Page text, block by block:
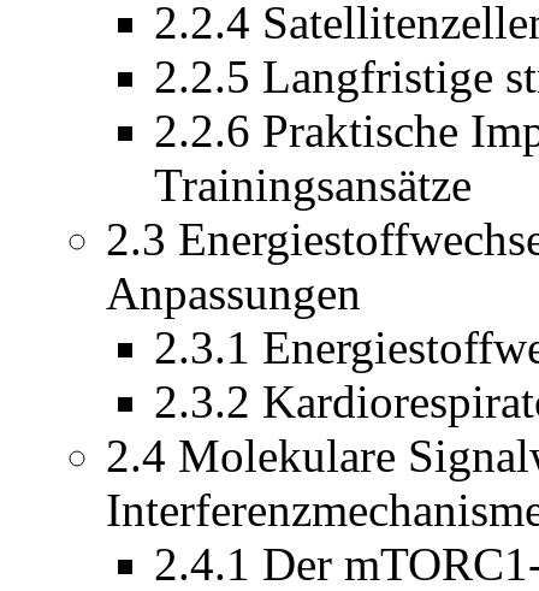
2.2.4
2.2.5 Langfristige
2.2.6 Praktische
Trainingsansätze
2.3
Anpassungen
2.3.1
2.3.2
2.4 Molekulare
2.4.1 Der